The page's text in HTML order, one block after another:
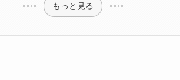
もっと見る